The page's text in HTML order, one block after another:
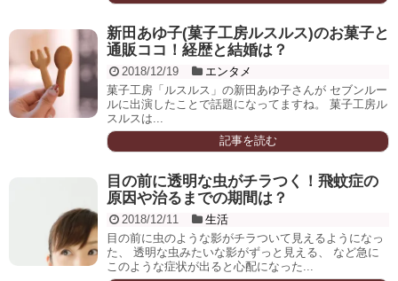
新田あゆ子(菓子工房ルスルス)のお菓子と
通販ココ！経歴と結婚は？
2018/12/19
エンタメ
菓子工房「ルスルス」の新田あゆ子さんが セブンルー
ルに出演したことで話題になってますね。 菓子工房ル
スルスは...
記事を読む
目の前に透明な虫がチラつく！飛蚊症の
原因や治るまでの期間は？
2018/12/11
生活
目の前に虫のような影がチラついて見えるようになっ
た、 透明な虫みたいな影がずっと見える、 など急に
このような症状が出ると心配になった...